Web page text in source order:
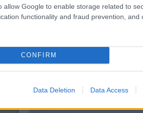
allow Google to enable storage related to
functionality and fraud prevention, and
CONFIRM
Data Deletion Data Access
Viszont NEM